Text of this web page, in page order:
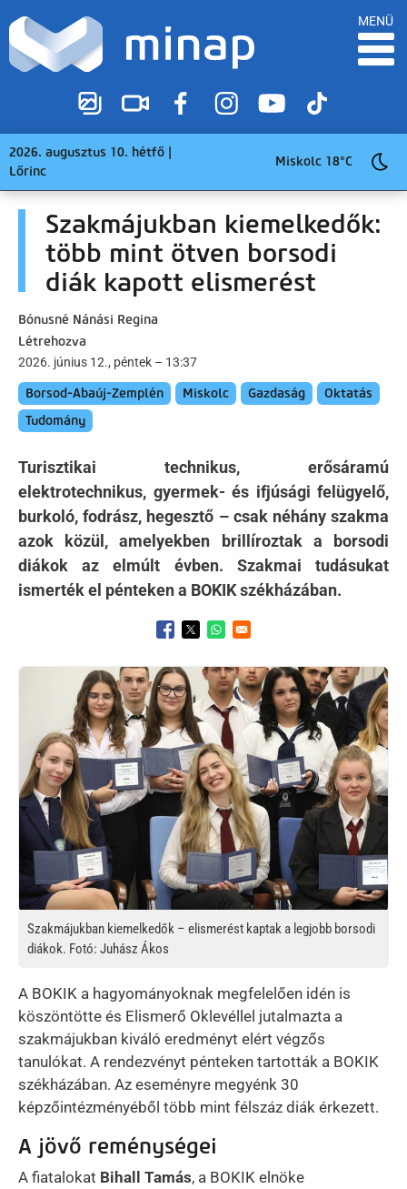
MENÜ
2026. augusztus 10. hétfő |
Lőrinc
Miskolc 18°C
Szakmájukban kiemelkedők:
több mint ötven borsodi
diák kapott elismerést
Bónusné Nánási Regina
Létrehozva
2026. június 12., péntek – 13:37
Borsod-Abaúj-Zemplén Miskolc Gazdaság
Oktatás
Tudomány
Turisztikai technikus, erősáramú
elektrotechnikus, gyermek- és ifjúsági felügyelő,
burkoló, fodrász, hegesztő – csak néhány szakma
azok közül, amelyekben brillíroztak a borsodi
diákok az elmúlt évben. Szakmai tudásukat
ismerték el pénteken a BOKIK székházában.
Opens in a new window
Opens in a new window
Opens in a new window
Kép
Szakmájukban kiemelkedők – elismerést kaptak a legjobb borsodi
diákok. Fotó: Juhász Ákos
A BOKIK a hagyományoknak megfelelően idén is
köszöntötte és Elismerő Oklevéllel jutalmazta a
szakmájukban kiváló eredményt elért végzős
tanulókat. A rendezvényt pénteken tartották a BOKIK
székházában. Az eseményre megyénk 30
képzőintézményéből több mint félszáz diák érkezett.
A jövő reménységei
A fiatalokat Bihall Tamás, a BOKIK elnöke